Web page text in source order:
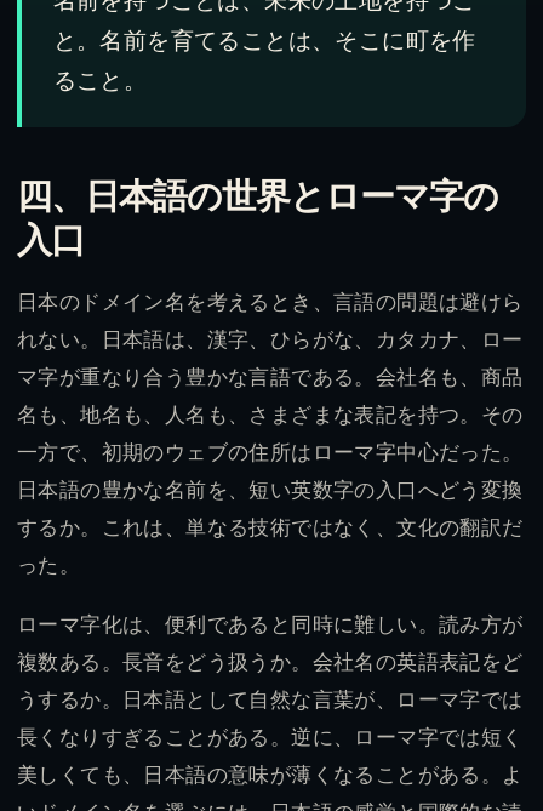
と。名前を育てることは、そこに町を作
ること。
四、日本語の世界とローマ字の
入口
日本のドメイン名を考えるとき、言語の問題は避けら
れない。日本語は、漢字、ひらがな、カタカナ、ロー
マ字が重なり合う豊かな言語である。会社名も、商品
名も、地名も、人名も、さまざまな表記を持つ。その
一方で、初期のウェブの住所はローマ字中心だった。
日本語の豊かな名前を、短い英数字の入口へどう変換
するか。これは、単なる技術ではなく、文化の翻訳だ
った。
ローマ字化は、便利であると同時に難しい。読み方が
複数ある。長音をどう扱うか。会社名の英語表記をど
うするか。日本語として自然な言葉が、ローマ字では
長くなりすぎることがある。逆に、ローマ字では短く
美しくても、日本語の意味が薄くなることがある。よ